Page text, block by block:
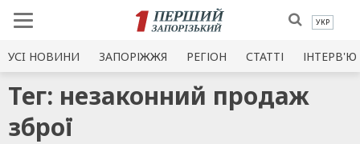
УКР
УСI НОВИНИ ЗАПОРІЖЖЯ РЕГІОН СТАТТІ ІНТЕРВ'Ю
Тег: незаконний продаж
зброї